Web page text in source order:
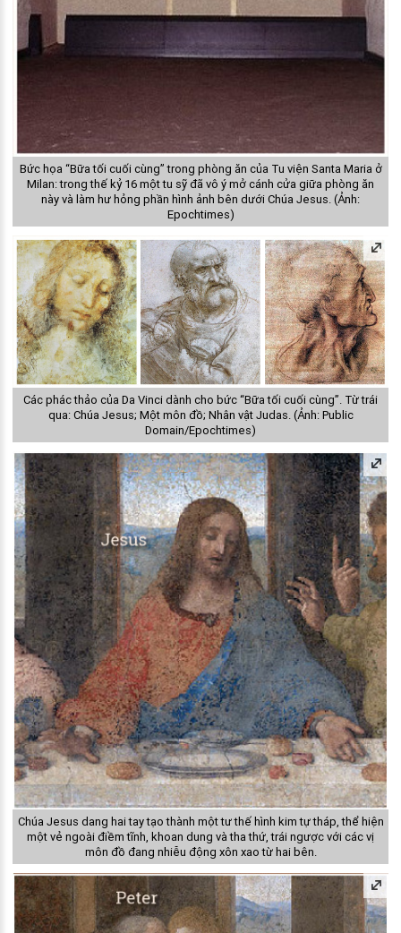
Bức họa “Bữa tối cuối cùng” trong phòng ăn của Tu viện Santa Maria ở
Milan: trong thế kỷ 16 một tu sỹ đã vô ý mở cánh cửa giữa phòng ăn
này và làm hư hỏng phần hình ảnh bên dưới Chúa Jesus. (Ảnh:
Epochtimes)
Các phác thảo của Da Vinci dành cho bức “Bữa tối cuối cùng”. Từ trái
qua: Chúa Jesus; Một môn đồ; Nhân vật Judas. (Ảnh: Public
Domain/Epochtimes)
Chúa Jesus dang hai tay tạo thành một tư thế hình kim tự tháp, thể hiện
một vẻ ngoài điềm tĩnh, khoan dung và tha thứ, trái ngược với các vị
môn đồ đang nhiễu động xôn xao từ hai bên.